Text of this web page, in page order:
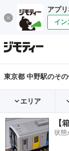
アプ
イン
東京都 中野駅のそ
エリア
【
状態